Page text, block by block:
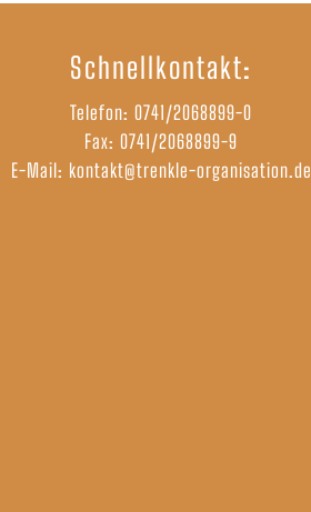
Schnellkontakt:
Telefon:0741/2068899-0
Fax: 0741/2068899-9
E-Mail: kontakt@trenkle-organisation.de